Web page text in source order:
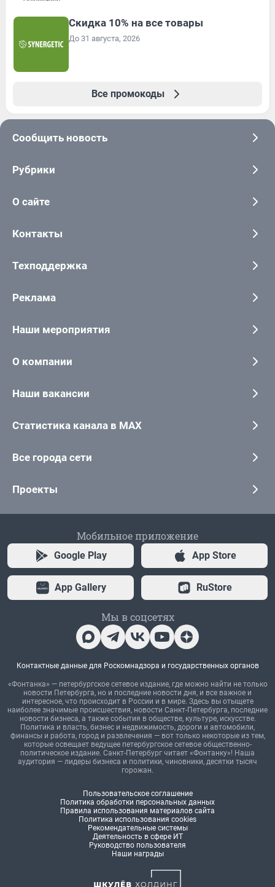
Скидка 10% на все товары
До 31 августа, 2026
Все промокоды
Сообщить новость
Рубрики
О сайте
Контакты
Техподдержка
Реклама
Наши мероприятия
О компании
Наши вакансии
Статистика канала в MAX
Все города сети
Проекты
Мобильное приложение
Google Play App Store
App Gallery RuStore
Мы в соцсетях
Контактные данные для Роскомнадзора и государственных органов
«Фонтанка» — петербургское сетевое издание, где можно найти не только
новости Петербурга, но и последние новости дня, и все важное и
интересное, что происходит в России и в мире. Здесь вы отыщете
наиболее значимые происшествия, новости Санкт-Петербурга, последние
новости бизнеса, а также события в обществе, культуре, искусстве.
Политика и власть, бизнес и недвижимость, дороги и автомобили,
финансы и работа, город и развлечения — вот только некоторые из тем,
которые освещает ведущее петербургское сетевое общественно-
политическое издание. Санкт-Петербург читает «Фонтанку»! Наша
аудитория — лидеры бизнеса и политики, чиновники, десятки тысяч
горожан.
Пользовательское соглашение
Политика обработки персональных данных
Правила использования материалов сайта
Политика использования cookies
Рекомендательные системы
Деятельность в сфере ИТ
Руководство пользователя
Наши награды